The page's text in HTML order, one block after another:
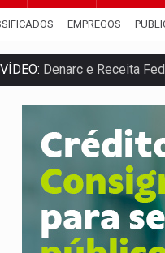
EMPREGOS
VÍDEO: Denarc e Receita
OPERAÇÃO DA PC:
ENTRADA GRATUITA:
Três são presos
CELEBRAÇÃO: Cerejeiras
Anvisa desmente